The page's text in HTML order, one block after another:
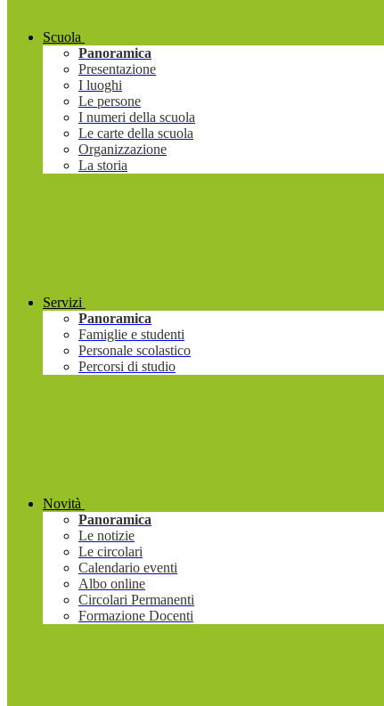
Scuola
Panoramica
Presentazione
I luoghi
Le persone
I numeri della scuola
Le carte della scuola
Organizzazione
La storia
Servizi
Panoramica
Famiglie e studenti
Personale scolastico
Percorsi di studio
Novità
Panoramica
Le notizie
Le circolari
Calendario eventi
Albo online
Circolari Permanenti
Formazione Docenti